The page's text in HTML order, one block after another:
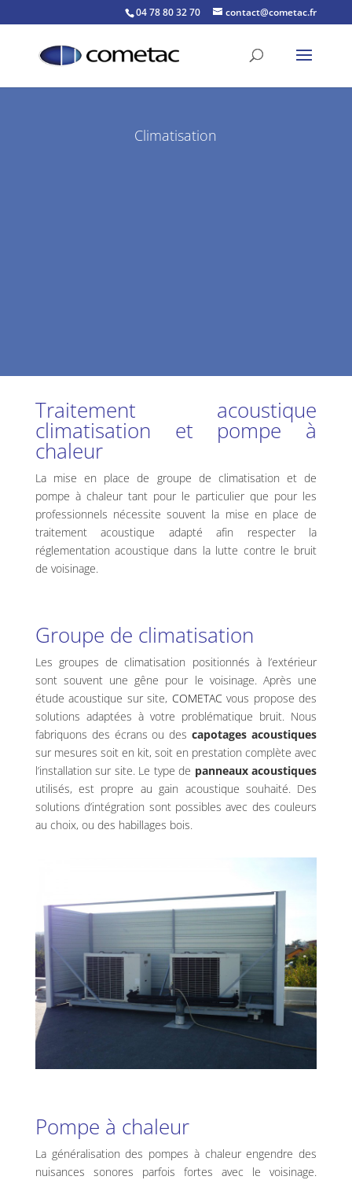
04 78 80 32 70 contact@cometac.fr
Climatisation
Traitement acoustique
climatisation et pompe à
chaleur
La mise en place de groupe de climatisation et de
pompe à chaleur tant pour le particulier que pour les
professionnels nécessite souvent la mise en place de
traitement acoustique adapté afin respecter la
réglementation acoustique dans la lutte contre le bruit
de voisinage.
Groupe de climatisation
Les groupes de climatisation positionnés à l’extérieur
sont souvent une gêne pour le voisinage. Après une
étude acoustique sur site, COMETAC vous propose des
solutions adaptées à votre problématique bruit. Nous
fabriquons des écrans ou descapotages acoustiques
sur mesures soit en kit, soit en prestation complète avec
l’installation sur site. Le type de panneaux acoustiques
utilisés, est propre au gain acoustique souhaité. Des
solutions d’intégration sont possibles avec des couleurs
au choix, ou des habillages bois.
Pompe à chaleur
La généralisation des pompes à chaleur engendre des
nuisances sonores parfois fortes avec le voisinage.